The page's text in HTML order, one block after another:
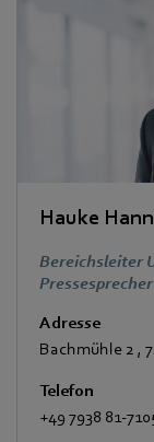
Hauke
Bereichsleiter
Adresse
Bachmühle 2 ,
Telefon
+49 7938 81-